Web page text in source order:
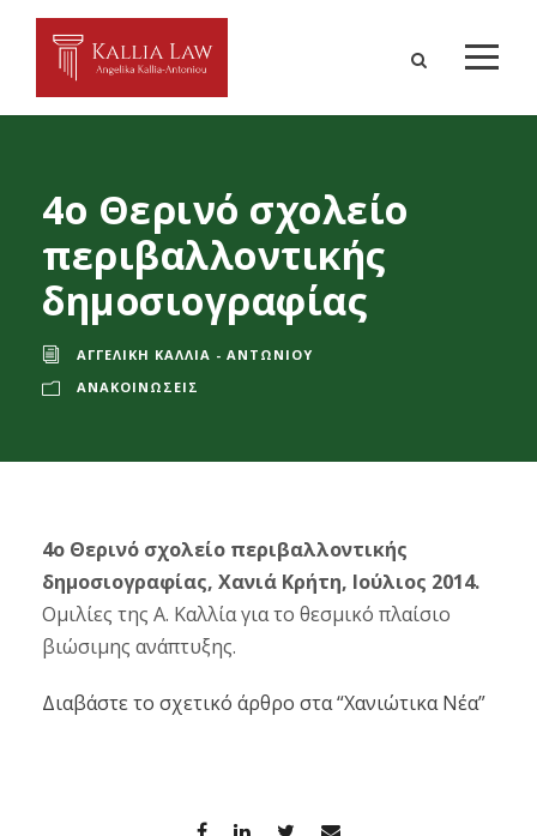
4ο Θερινό σχολείο
περιβαλλοντικής
δημοσιογραφίας
ΑΓΓΕΛΙΚΉ ΚΑΛΛΊΑ - ΑΝΤΩΝΊΟΥ
ΑΝΑΚΟΙΝΏΣΕΙΣ
4ο Θερινό σχολείο περιβαλλοντικής
δημοσιογραφίας, Χανιά Κρήτη, Ιούλιος 2014.
Ομιλίες της Α. Καλλία για το θεσμικό πλαίσιο
βιώσιμης ανάπτυξης.
Διαβάστε το σχετικό άρθρο στα “Χανιώτικα Νέα”